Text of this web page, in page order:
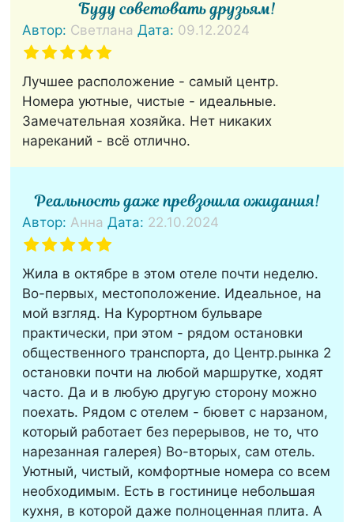
Буду советовать друзьям!
Автор: Светлана Дата: 09.12.2024
Лучшее расположение - самый центр.
Номера уютные, чистые - идеальные.
Замечательная хозяйка. Нет никаких
нареканий - всё отлично.
Реальность даже превзошла ожидания!
Автор:Анна Дата: 22.10.2024
Жила в октябре в этом отеле почти неделю.
Во-первых, местоположение. Идеальное, на
мой взгляд. На Курортном бульваре
практически, при этом - рядом остановки
общественного транспорта, до Центр.рынка 2
остановки почти на любой маршрутке, ходят
часто. Да и в любую другую сторону можно
поехать. Рядом с отелем - бювет с нарзаном,
который работает без перерывов, не то, что
нарезанная галерея) Во-вторых, сам отель.
Уютный, чистый, комфортные номера со всем
необходимым. Есть в гостинице небольшая
кухня, в которой даже полноценная плита. А